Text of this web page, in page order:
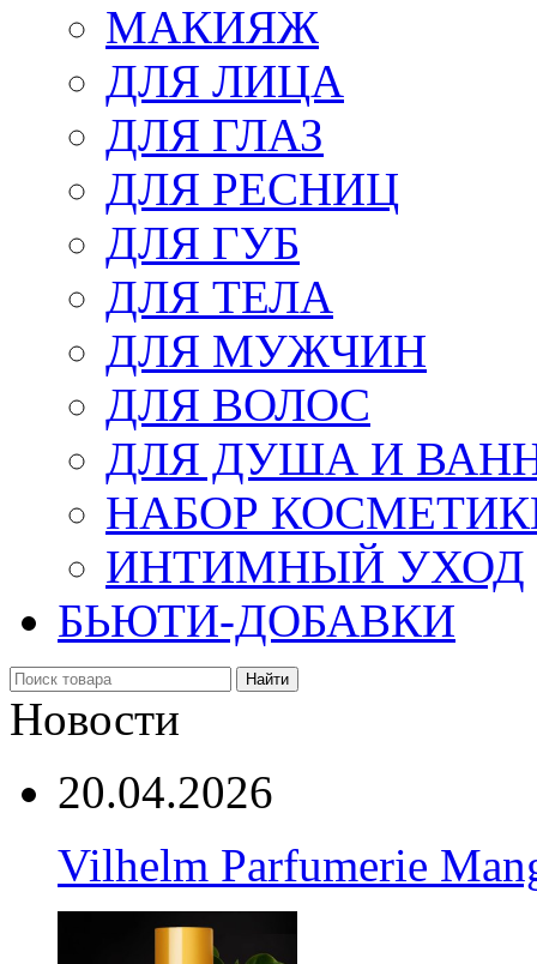
МАКИЯЖ
ДЛЯ ЛИЦА
ДЛЯ ГЛАЗ
ДЛЯ РЕСНИЦ
ДЛЯ ГУБ
ДЛЯ ТЕЛА
ДЛЯ МУЖЧИН
ДЛЯ ВОЛОС
ДЛЯ ДУША И
НАБОР
ИНТИМНЫЙ УХОД
БЬЮТИ-ДОБАВКИ
Найти
Новости
20.04.2026
Vilhelm Parfumerie